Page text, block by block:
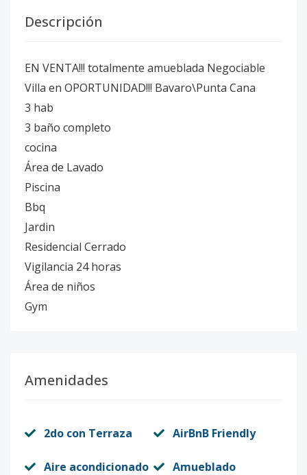
Descripción
EN VENTA!!! totalmente amueblada Negociable
Villa en OPORTUNIDAD!!! Bavaro\Punta Cana
3 hab
3 baño completo
cocina
Área de Lavado
Piscina
Bbq
Jardin
Residencial Cerrado
Vigilancia 24 horas
Área de niños
Gym
Amenidades
2do con Terraza AirBnB Friendly
Aire acondicionado Amueblado